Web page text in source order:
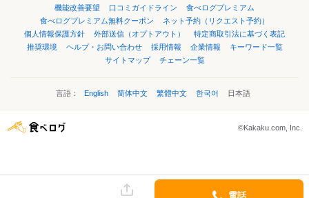
機能改善要望
口コミガイドライン
食べログプレミアム
食べログプレミアム無料クーポン
ネット予約（リクエスト予約）
個人情報保護方針
外部送信（オプトアウト）
特定商取引法に基づく表記
推奨環境
ヘルプ・お問い合わせ 採用情報 企業情報
キーワード一覧
サイトマップ
チェーン一覧
言語： English 简体中文 繁體中文 한국어 日本語
©Kakaku.com, Inc.
電話